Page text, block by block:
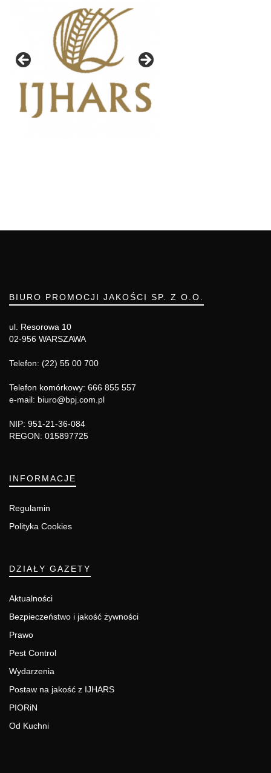
BIURO PROMOCJI JAKOŚCI SP. Z O.O.
ul. Resorowa 10
02-956 WARSZAWA
Telefon: (22) 55 00 700
Telefon komórkowy: 666 855 557
e-mail: biuro@bpj.com.pl
NIP: 951-21-36-084
REGON: 015897725
INFORMACJE
Regulamin
Polityka Cookies
DZIAŁY GAZETY
Aktualności
Bezpieczeństwo i jakość żywności
Prawo
Pest Control
Wydarzenia
Postaw na jakość z IJHARS
PIORiN
Od Kuchni